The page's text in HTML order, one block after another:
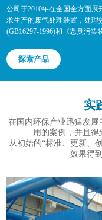
公司于2010年在全国全方面
求生产的废气处理装置，处理
(GB16297-1996)和《恶臭污染
探索产品
实
在国内环保产业迅猛发
用的案例，并且
从初始的“标准、更新、
效果得